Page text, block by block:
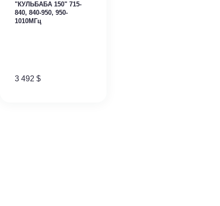
"КУЛЬБАБА 150" 715-
840, 840-950, 950-
1010МГц
3 492 $